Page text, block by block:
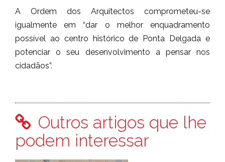
A Ordem dos Arquitectos comprometeu-se
igualmente em “dar o melhor enquadramento
possível ao centro histórico de Ponta Delgada e
potenciar o seu desenvolvimento a pensar nos
cidadãos”.
Outros artigos que lhe
podem interessar